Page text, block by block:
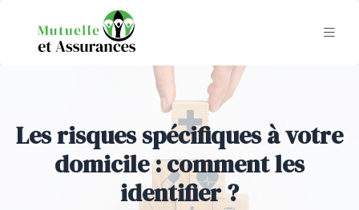
Les risques spécifiques à votre
domicile : comment les
identifier ?